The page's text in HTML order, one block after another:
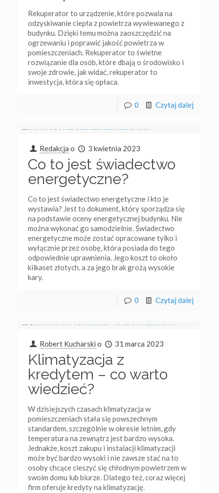
Rekuperator to urządzenie, które pozwala na
odzyskiwanie ciepła z powietrza wywiewanego z
budynku. Dzięki temu można zaoszczędzić na
ogrzewaniu i poprawić jakość powietrza w
pomieszczeniach. Rekuperator to świetne
rozwiązanie dla osób, które dbają o środowisko i
swoje zdrowie, jak widać, rekuperator to
inwestycja, która się opłaca.
0 Czytaj dalej
Redakcja o 3 kwietnia 2023
Co to jest świadectwo
energetyczne?
Co to jest świadectwo energetyczne i kto je
wystawia? Jest to dokument, który sporządza się
na podstawie oceny energetycznej budynku. Nie
można wykonać go samodzielnie. Świadectwo
energetyczne może zostać opracowane tylko i
wyłącznie przez osobę, która posiada do tego
odpowiednie uprawnienia. Jego koszt to około
kilkaset złotych, a za jego brak grożą wysokie
kary.
0 Czytaj dalej
Robert Kucharski o 31 marca 2023
Klimatyzacja z
kredytem – co warto
wiedzieć?
W dzisiejszych czasach klimatyzacja w
pomieszczeniach stała się powszechnym
standardem, szczególnie w okresie letnim, gdy
temperatura na zewnątrz jest bardzo wysoka.
Jednakże, koszt zakupu i instalacji klimatyzacji
może być bardzo wysoki i nie zawsze stać na to
osoby chcące cieszyć się chłodnym powietrzem w
swoim domu lub biurze. Dlatego też, coraz więcej
firm oferuje kredyty na klimatyzację.